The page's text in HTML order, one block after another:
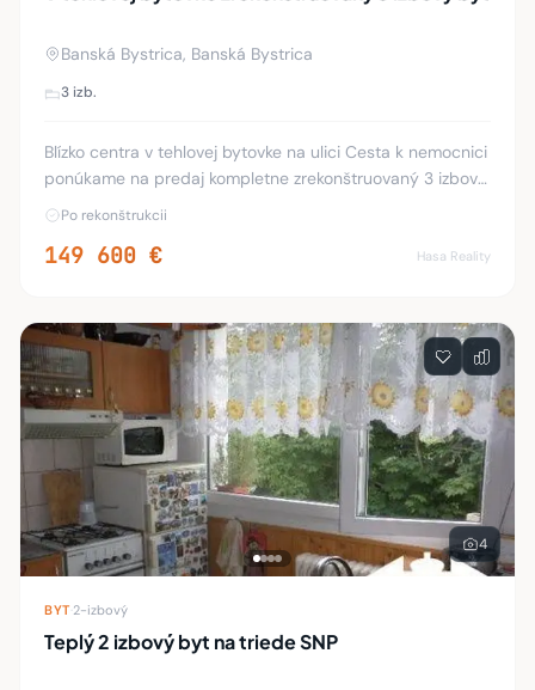
Banská Bystrica, Banská Bystrica
3 izb.
Blízko centra v tehlovej bytovke na ulici Cesta k nemocnici
ponúkame na predaj kompletne zrekonštruovaný 3 izbový
byt o ploche 66 m2 na 2/2 poschodí s balkónom. V byte
Po rekonštrukcii
149 600 € Hasa Reality
4
BYT· 2-izbový
Teplý 2 izbový byt na triede SNP